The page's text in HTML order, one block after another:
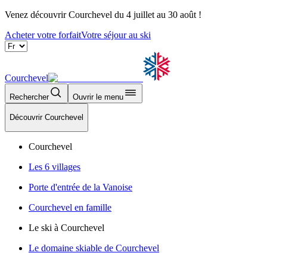
Venez découvrir Courchevel du 4 juillet au 30 août !
Acheter votre forfaitVotre séjour au ski
Courchevel
Rechercher Ouvrir le menu
Découvrir Courchevel
Courchevel
Les 6 villages
Porte d'entrée de la Vanoise
Courchevel en famille
Le ski à Courchevel
Le domaine skiable de Courchevel